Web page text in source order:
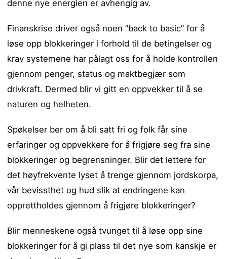
denne nye energien er avhengig av.
Finanskrise driver også noen ”back to basic” for å
løse opp blokkeringer i forhold til de betingelser og
krav systemene har pålagt oss for å holde kontrollen
gjennom penger, status og maktbegjær som
drivkraft. Dermed blir vi gitt en oppvekker til å se
naturen og helheten.
Spøkelser ber om å bli satt fri og folk får sine
erfaringer og oppvekkere for å frigjøre seg fra sine
blokkeringer og begrensninger. Blir det lettere for
det høyfrekvente lyset å trenge gjennom jordskorpa,
vår bevissthet og hud slik at endringene kan
opprettholdes gjennom å frigjøre blokkeringer?
Blir menneskene også tvunget til å løse opp sine
blokkeringer for å gi plass til det nye som kanskje er